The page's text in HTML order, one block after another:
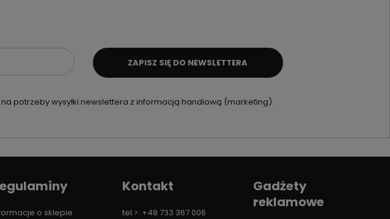
potrzeby wysyłki newslettera z informacją handlową (marketing).
ZAPISZ SIĘ DO NEWSLETTERA
o sklepie
Kontakt
tel.>: +48 733 367 006
Gadżety
reklamowe